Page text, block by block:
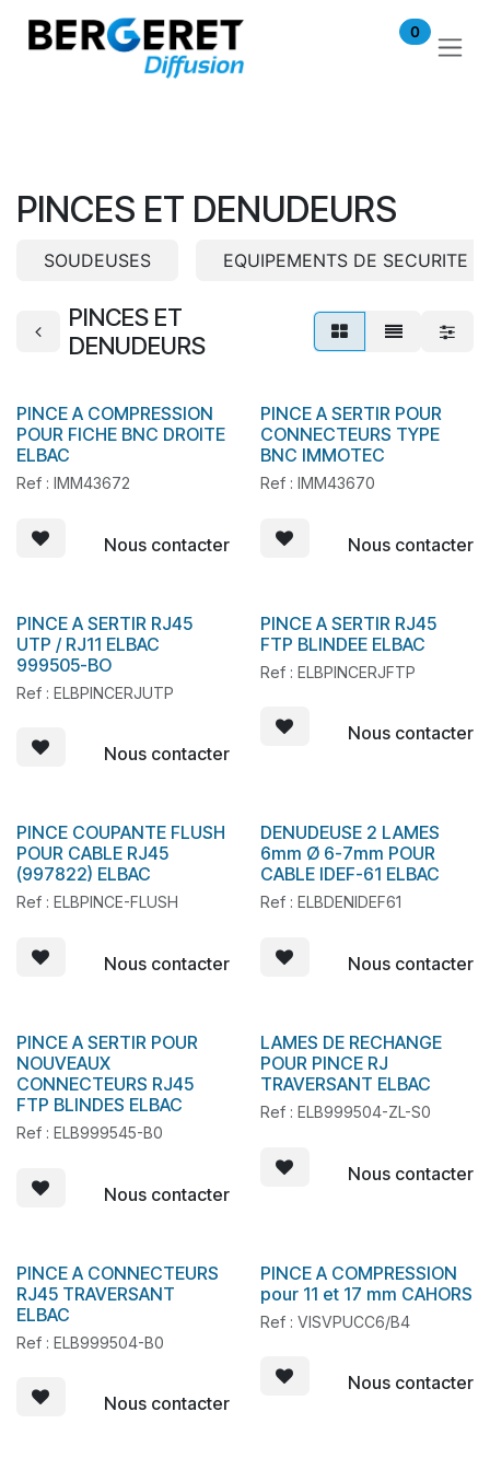
Se rendre au contenu
0
PINCES ET DENUDEURS
SOUDEUSES EQUIPEMENTS DE SECURITE
PINCES ET
DENUDEURS
En stock
PINCE A COMPRESSION
POUR FICHE BNC DROITE
ELBAC
Ref : IMM43672
Nous contacter
En stock
PINCE A SERTIR POUR
CONNECTEURS TYPE
BNC IMMOTEC
Ref : IMM43670
Nous contacter
En stock
PINCE A SERTIR RJ45
UTP / RJ11 ELBAC
999505-BO
Ref : ELBPINCERJUTP
Nous contacter
En stock
PINCE A SERTIR RJ45
FTP BLINDEE ELBAC
Ref : ELBPINCERJFTP
Nous contacter
PINCE COUPANTE FLUSH
POUR CABLE RJ45
(997822) ELBAC
Ref : ELBPINCE-FLUSH
Nous contacter
DENUDEUSE 2 LAMES
6mm Ø 6-7mm POUR
CABLE IDEF-61 ELBAC
Ref : ELBDENIDEF61
Nous contacter
En stock
PINCE A SERTIR POUR
NOUVEAUX
CONNECTEURS RJ45
FTP BLINDES ELBAC
Ref : ELB999545-B0
Nous contacter
LAMES DE RECHANGE
POUR PINCE RJ
TRAVERSANT ELBAC
Ref : ELB999504-ZL-S0
Nous contacter
En stock
PINCE A CONNECTEURS
RJ45 TRAVERSANT
ELBAC
Ref : ELB999504-B0
Nous contacter
PINCE A COMPRESSION
pour 11 et 17 mm CAHORS
Ref : VISVPUCC6/B4
Nous contacter